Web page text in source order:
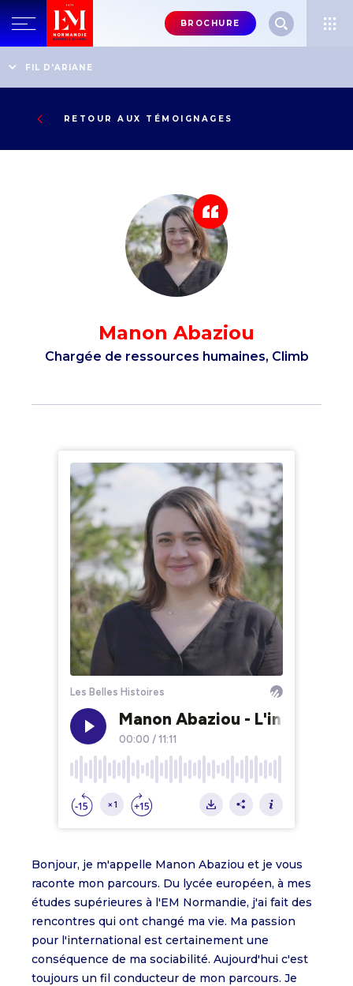
Menu
header-
BROCHURE
FIL D'ARIANE
Chargée de ressources humaines, Climb
RETOUR AUX TÉMOIGNAGES
Manon Abaziou
Chargée de ressources humaines, Climb
Bonjour, je m'appelle Manon Abaziou et je vous
raconte mon parcours. Du lycée européen, à mes
études supérieures à l'EM Normandie, j'ai fait des
rencontres qui ont changé ma vie. Ma passion
pour l'international est certainement une
conséquence de ma sociabilité. Aujourd'hui c'est
toujours un fil conducteur de mon parcours. Je